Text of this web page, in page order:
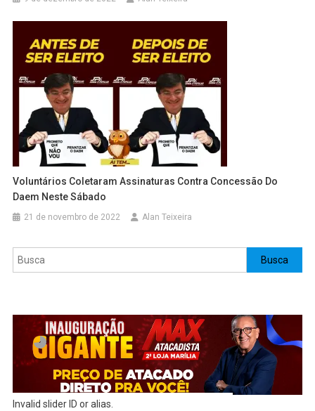
Voluntários Coletaram Assinaturas Contra Concessão Do
Daem Neste Sábado
21 de novembro de 2022 Alan Teixeira
Pesquisar Busca
Invalid slider ID or alias.